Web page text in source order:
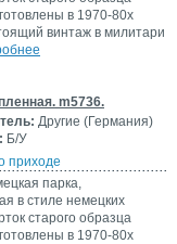
в 1970-80х
винтаж в милитари
m5736.
Другие (Германия)
Б/У
приходе
парка,
в стиле немецких
старого образца
в 1970-80х